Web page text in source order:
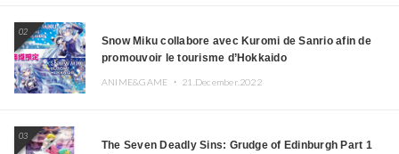
02
Snow Miku collabore avec Kuromi de Sanrio afin de
promouvoir le tourisme d’Hokkaido
ANIME&GAME ・ 21.December.2022
03
The Seven Deadly Sins: Grudge of Edinburgh Part 1